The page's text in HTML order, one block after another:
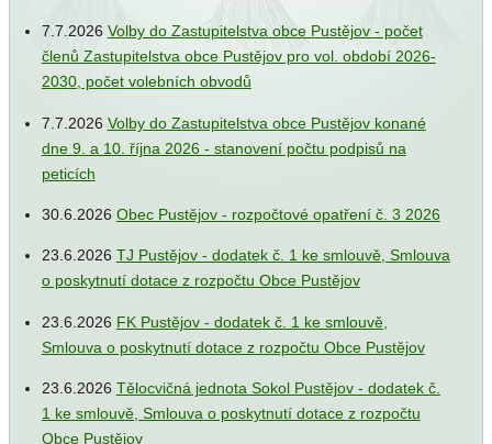
7.7.2026 Volby do Zastupitelstva obce Pustějov - počet
členů Zastupitelstva obce Pustějov pro vol. období 2026-
2030, počet volebních obvodů
7.7.2026 Volby do Zastupitelstva obce Pustějov konané
dne 9. a 10. října 2026 - stanovení počtu podpisů na
peticích
30.6.2026 Obec Pustějov - rozpočtové opatření č. 3 2026
23.6.2026 TJ Pustějov - dodatek č. 1 ke smlouvě, Smlouva
o poskytnutí dotace z rozpočtu Obce Pustějov
23.6.2026 FK Pustějov - dodatek č. 1 ke smlouvě,
Smlouva o poskytnutí dotace z rozpočtu Obce Pustějov
23.6.2026 Tělocvičná jednota Sokol Pustějov - dodatek č.
1 ke smlouvě, Smlouva o poskytnutí dotace z rozpočtu
Obce Pustějov